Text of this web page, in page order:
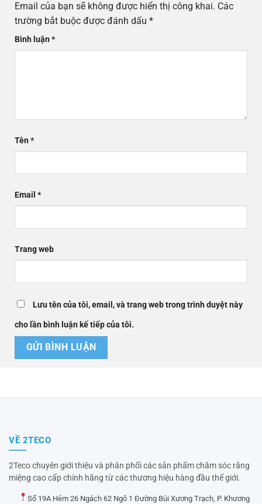
Email của bạn sẽ không được hiển thị công khai. Các
trường bắt buộc được đánh dấu *
Bình luận*
Tên*
Email *
Trang web
Lưu tên của tôi, email, và trang web trong trình duyệt này
cho lần bình luận kế tiếp của tôi.
VỀ 2TECO
2Teco chuyên giới thiệu và phân phối các sản phẩm chăm sóc răng
miệng cao cấp chính hãng từ các thương hiệu hàng đầu thế giới.
Số 19A Hẻm 26 Ngách 62 Ngõ 1 Đường Bùi Xương Trạch, P. Khương